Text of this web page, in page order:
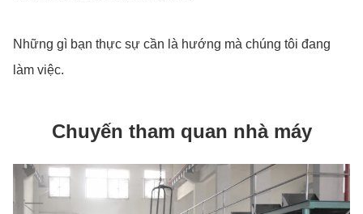
Những gì bạn thực sự cần là hướng mà chúng tôi đang
làm việc.
Chuyến tham quan nhà máy